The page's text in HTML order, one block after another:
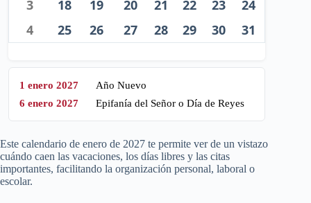
3
18 19 20 21 22 23
24
4
25 26 27 28 29 30 31
1 enero 2027
Año Nuevo
6 enero 2027
Epifanía del Señor o Día de Reyes
Este calendario de enero de 2027 te permite ver de un vistazo
cuándo caen las vacaciones, los días libres y las citas
importantes, facilitando la organización personal, laboral o
escolar.